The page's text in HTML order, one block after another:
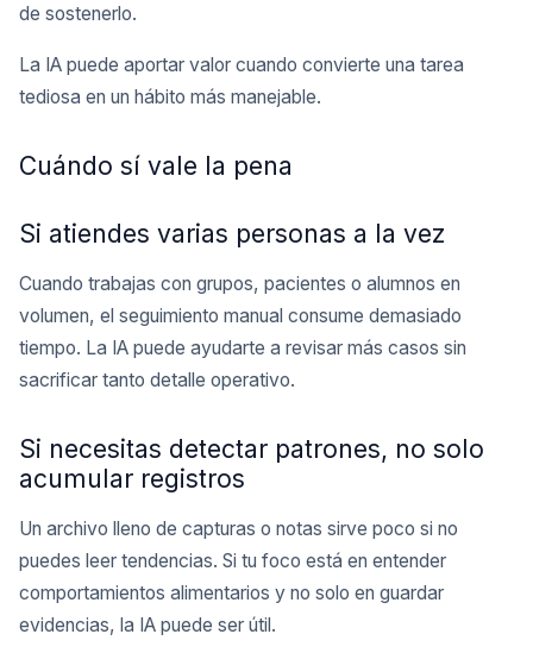
de sostenerlo.
La IA puede aportar valor cuando convierte una tarea
tediosa en un hábito más manejable.
Cuándo sí vale la pena
Si atiendes varias personas a la vez
Cuando trabajas con grupos, pacientes o alumnos en
volumen, el seguimiento manual consume demasiado
tiempo. La IA puede ayudarte a revisar más casos sin
sacrificar tanto detalle operativo.
Si necesitas detectar patrones, no solo
acumular registros
Un archivo lleno de capturas o notas sirve poco si no
puedes leer tendencias. Si tu foco está en entender
comportamientos alimentarios y no solo en guardar
evidencias, la IA puede ser útil.